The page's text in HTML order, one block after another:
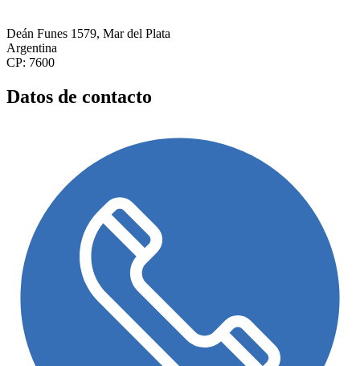
Deán Funes 1579, Mar del Plata
Argentina
CP: 7600
Datos de contacto